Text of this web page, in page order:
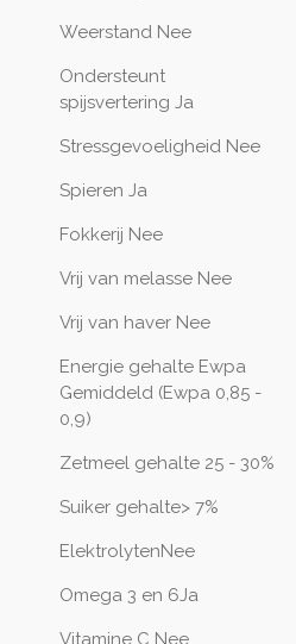
Weerstand Nee
Ondersteunt
spijsvertering Ja
Stressgevoeligheid Nee
Spieren Ja
Fokkerij Nee
Vrij van melasse Nee
Vrij van haver Nee
Energie gehalte Ewpa
Gemiddeld (Ewpa 0,85 -
0,9)
Zetmeel gehalte 25 - 30%
Suiker gehalte> 7%
ElektrolytenNee
Omega 3 en 6Ja
Vitamine C Nee